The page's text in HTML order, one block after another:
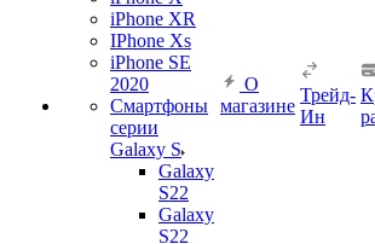
iPhone XR
IPhone Xs
iPhone SE
2020
Смартфоны
серии
Galaxy S
Galaxy
S22
Galaxy
S22
О
магазине
Трейд-
Ин